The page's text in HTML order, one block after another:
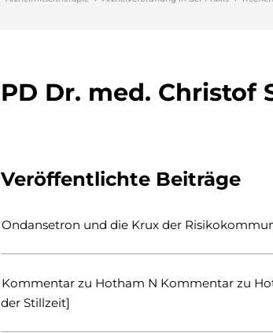
PD Dr. med. Christof
Veröffentlichte Beiträge
Ondansetron und die Krux der
Kommentar zu Hotham N Kommentar zu
der Stillzeit]